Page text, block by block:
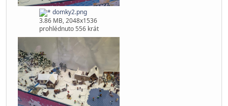
domky1.jpg
369.78 kB, 2048x1536
prohlédnuto 550 krát